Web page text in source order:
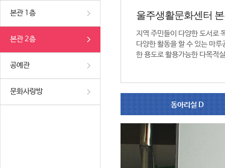
본관 1층
본관 2층
공예관
문화사랑방
울주생활문화센터
지역 주민들이 다양한 도서로
다양한 활동을 할 수 있는 마
한 용도로 활용가능한 다목적
동아리실 D